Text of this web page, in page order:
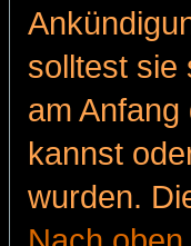
solltest sie
am
kannst
wurden.